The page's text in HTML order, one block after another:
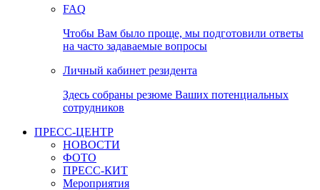
FAQ
Чтобы Вам было проще, мы подготовили ответы
на часто задаваемые вопросы
Личный кабинет резидента
Здесь собраны резюме Ваших потенциальных
сотрудников
ПРЕСС-ЦЕНТР
НОВОСТИ
ФОТО
ПРЕСС-КИТ
Мероприятия